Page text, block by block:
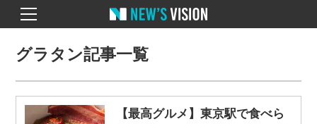
グラタン記事一覧
【最高グルメ】東京駅で食べら